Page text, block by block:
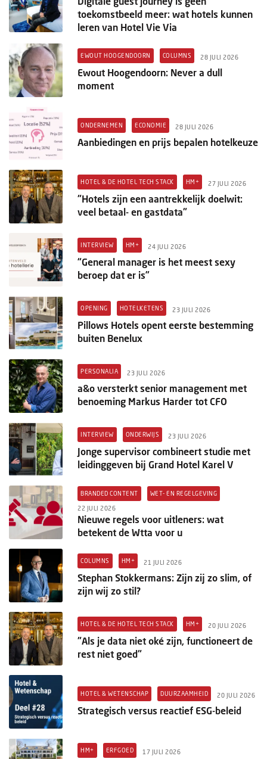
toekomstbeeld meer: wat hotels kunnen
leren van Hotel Vie Via
EWOUT HOOGENDOORN COLUMNS 28 JULI 2026
Ewout Hoogendoorn: Never a dull
moment
ONDERNEMEN ECONOMIE 28 JULI 2026
Aanbiedingen en prijs bepalen hotelkeuze
HOTEL & DE HOTEL TECH STACK HM+ 27 JULI 2026
"Hotels zijn een aantrekkelijk doelwit:
veel betaal- en gastdata"
INTERVIEW HM+ 24 JULI 2026
“General manager is het meest sexy
beroep dat er is”
OPENING HOTELKETENS 23 JULI 2026
Pillows Hotels opent eerste bestemming
buiten Benelux
PERSONALIA 23 JULI 2026
a&o versterkt senior management met
benoeming Markus Harder tot CFO
INTERVIEW ONDERWIJS 23 JULI 2026
Jonge supervisor combineert studie met
leidinggeven bij Grand Hotel Karel V
BRANDED CONTENT WET- EN REGELGEVING
22 JULI 2026
Nieuwe regels voor uitleners: wat
betekent de Wtta voor u
COLUMNS HM+ 21 JULI 2026
Stephan Stokkermans: Zijn zij zo slim, of
zijn wij zo stil?
HOTEL & DE HOTEL TECH STACK HM+ 20 JULI 2026
"Als je data niet oké zijn, functioneert de
rest niet goed"
HOTEL & WETENSCHAP DUURZAAMHEID 20 JULI 2026
Strategisch versus reactief ESG-beleid
HM+ ERFGOED 17 JULI 2026